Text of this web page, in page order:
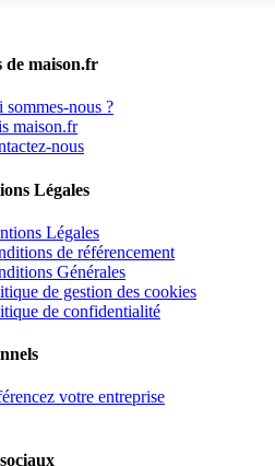
de maison.fr
sommes-nous ?
maison.fr
nous
Légales
Légales
de référencement
Générales
de gestion des cookies
de confidentialité
votre entreprise